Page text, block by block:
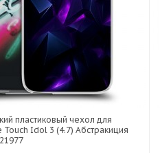
пластиковый чехол для
Idol 3 (4.7) Абстракиция